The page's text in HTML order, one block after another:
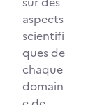
aspects
scientifi
ques de
chaque
domain